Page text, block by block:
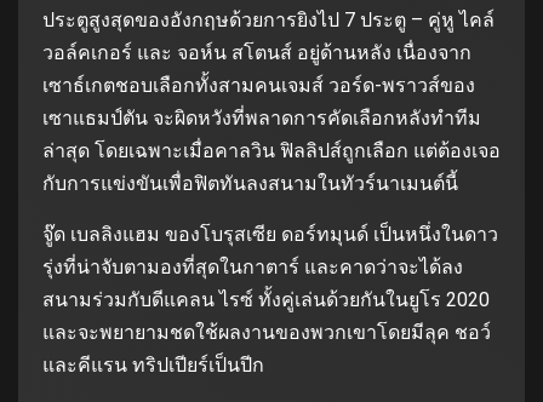
ประตูสูงสุดของอังกฤษด้วยการยิงไป 7 ประตู – คู่หู ไคล์
วอล์คเกอร์ และ จอห์น สโตนส์ อยู่ด้านหลัง เนื่องจาก
เซาธ์เกตชอบเลือกทั้งสามคนเจมส์ วอร์ด-พราวส์ของ
เซาแธมป์ตัน จะผิดหวังที่พลาดการคัดเลือกหลังทําทีม
ล่าสุด โดยเฉพาะเมื่อคาลวิน ฟิลลิปส์ถูกเลือก แต่ต้องเจอ
กับการแข่งขันเพื่อฟิตทันลงสนามในทัวร์นาเมนต์นี้
จู๊ด เบลลิงแฮม ของโบรุสเซีย ดอร์ทมุนด์ เป็นหนึ่งในดาว
รุ่งที่น่าจับตามองที่สุดในกาตาร์ และคาดว่าจะได้ลง
สนามร่วมกับดีแคลน ไรซ์ ทั้งคู่เล่นด้วยกันในยูโร 2020
และจะพยายามชดใช้ผลงานของพวกเขาโดยมีลุค ชอว์
และคีแรน ทริปเปียร์เป็นปีก